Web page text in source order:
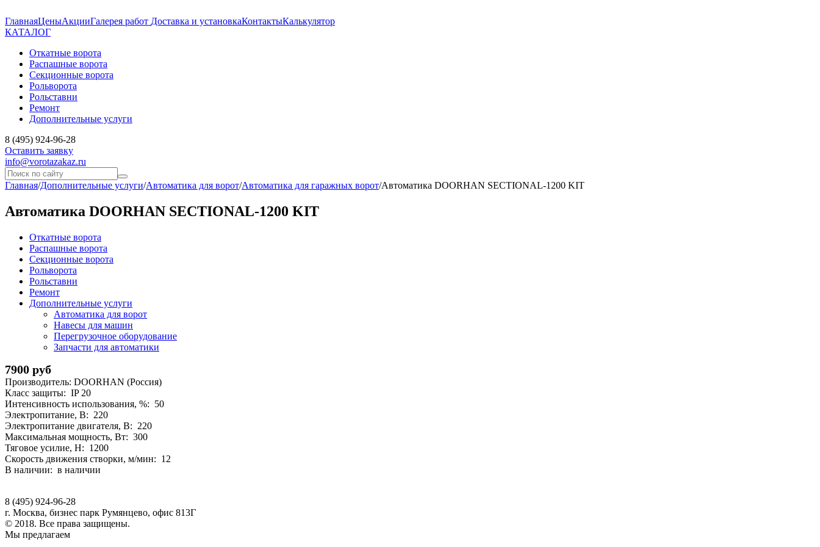
ГлавнаяЦеныАкцииГалерея работ Доставка и установкаКонтактыКалькулятор
КАТАЛОГ
Откатные ворота
Распашные ворота
Секционные ворота
Рольворота
Рольставни
Ремонт
Дополнительные услуги
8 (495) 924-96-28
Оставить заявку
info@vorotazakaz.ru
Главная/Дополнительные услуги/Автоматика для ворот/Автоматика для гаражных ворот/Автоматика DOORHAN SECTIONAL-1200 KIT
Автоматика DOORHAN SECTIONAL-1200 KIT
Откатные ворота
Распашные ворота
Секционные ворота
Рольворота
Рольставни
Ремонт
Дополнительные услуги
Автоматика для ворот
Навесы для машин
Перегрузочное оборудование
Запчасти для автоматики
7900 руб
Производитель: DOORHAN (Россия)
Класс защиты: IP 20
Интенсивность использования, %: 50
Электропитание, В: 220
Электропитание двигателя, В: 220
Максимальная мощность, Вт: 300
Тяговое усилие, Н: 1200
Скорость движения створки, м/мин: 12
В наличии: в наличии
8 (495) 924-96-28
г. Москва, бизнес парк Румянцево, офис 813Г
© 2018. Все права защищены.
Мы предлагаем